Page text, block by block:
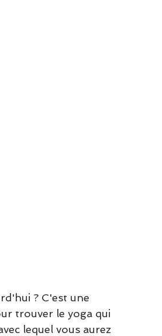
? C'est une
trouver le yoga qui
lequel vous aurez